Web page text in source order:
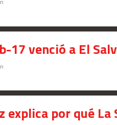
17 venció a El
explica por qué